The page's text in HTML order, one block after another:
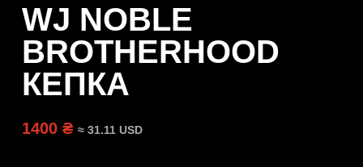
WJ NOBLE
BROTHERHOOD
КЕПКА
1400 ₴ ≈ 31.11 USD